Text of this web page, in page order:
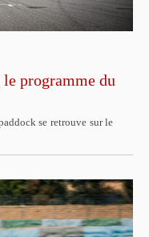
le programme du
se retrouve sur le